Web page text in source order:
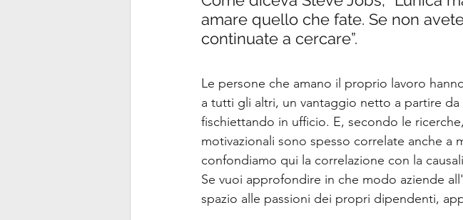
amare quello che fate. Se non
continuate a cercare”.
Le persone che amano il proprio lavoro
a tutti gli altri, un vantaggio netto a partire
fischiettando in ufficio. E, secondo le
motivazionali sono spesso correlate anche
confondiamo qui la correlazione con la
Se vuoi approfondire in che modo aziende
spazio alle passioni dei propri dipendenti,